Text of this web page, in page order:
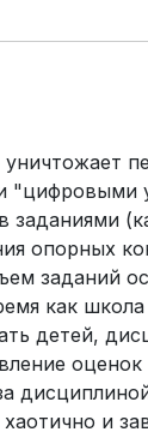
заданиями
опорных
заданий
как
детей,
и